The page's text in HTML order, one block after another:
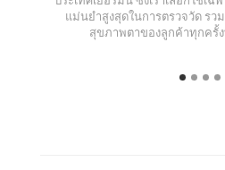
แม่นยำสูงสุดในการตรวจวัด รว
สุขภาพตาของลูกค้าทุกครั้